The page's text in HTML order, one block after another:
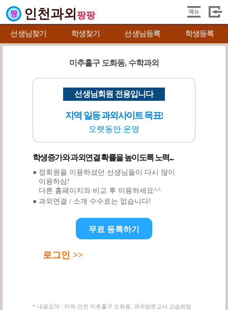
인천과외 팡팡
선생님찾기 학생찾기 선생님등록 학생등록
미추홀구 도화동, 수학과외
선생님회원 전용입니다
지역 일등 과외사이트 목표!
오랫동안 운영
학생증가와 과외연결 확률을 높이도록 노력...
● 정회원을 이용하셨던 선생님들이 다시 많이
이용하심!
다른 홈페이지와 비교 후 이용하세요^^
● 과외연결 / 소개 수수료는 없습니다!
무료 등록하기
로그인 >>
* 내용요약 : 지역-인천 미추홀구 도화동, 과외방문교사 교습희망